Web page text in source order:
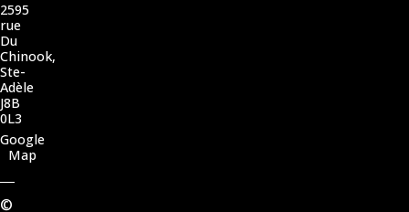
2595
rue
Du
Chinook,
Ste-
Adèle
J8B
0L3
Google
Map
©